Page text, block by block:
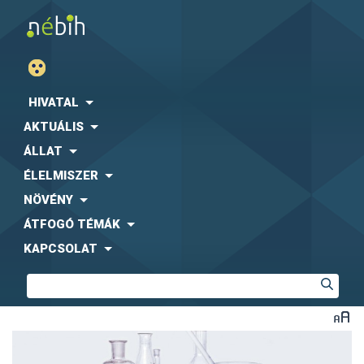
HIVATAL
AKTUÁLIS
ÁLLAT
ÉLELMISZER
NÖVÉNY
ÁTFOGÓ TÉMÁK
KAPCSOLAT